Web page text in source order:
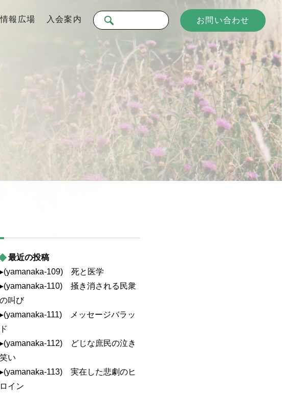
情報広場 入会案内 お問い合わせ
最近の投稿
▸(yamanaka-109) 死と医学
▸(yamanaka-110) 掻き消される民衆
の叫び
▸(yamanaka-111) メッセージバラッ
ド
▸(yamanaka-112) どじな庶民の泣き
笑い
▸(yamanaka-113) 実在した悲劇のヒ
ロイン